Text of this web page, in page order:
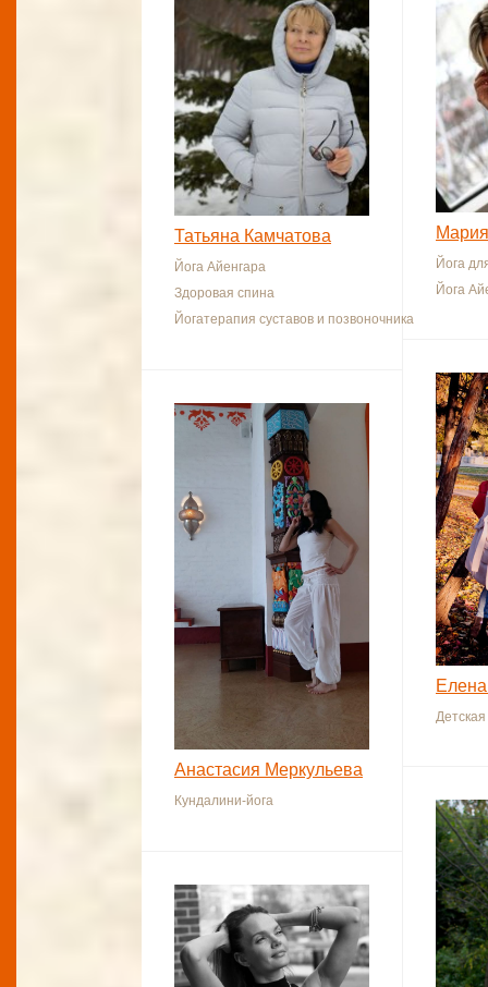
Татьяна Камчатова
Йога Айенгара
Здоровая спина
Йогатерапия суставов и позвоночника
Йога
Йога
Детская
Анастасия Меркульева
Кундалини-йога